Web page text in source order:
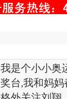
个小小奥运
台,我和妈